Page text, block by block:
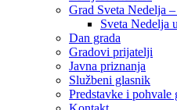
Grad Sveta Nedelja
Sveta Nedelja
Dan grada
Gradovi prijatelji
Javna priznanja
Službeni glasnik
Predstavke i pohvale